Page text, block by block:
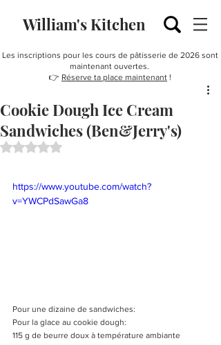
William's Kitchen
Les inscriptions pour les cours de pâtisserie de 2026 sont
maintenant ouvertes.
👉 Réserve ta place maintenant !
Cookie Dough Ice Cream
Sandwiches (Ben&Jerry's)
Noté NaN étoiles sur 5.
https://www.youtube.com/watch?
v=YWCPdSawGa8
Pour une dizaine de sandwiches:
Pour la glace au cookie dough:
115 g de beurre doux à température ambiante